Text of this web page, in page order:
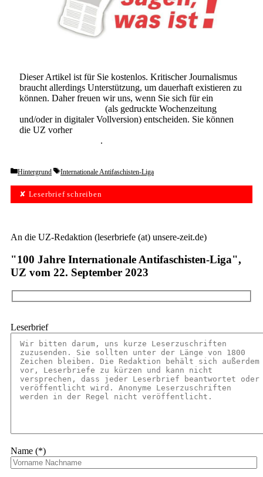
Dieser Artikel ist für Sie kostenlos. Kritischer Journalismus
braucht allerdings Unterstützung, um dauerhaft existieren zu
können. Daher freuen wir uns, wenn Sie sich für ein
(als gedruckte Wochenzeitung
und/oder in digitaler Vollversion) entscheiden. Sie können
die UZ vorher
.
Categories
Hintergrund Tags
Internationale Antifaschisten-Liga
✘ Leserbrief schreiben
An die UZ-Redaktion (leserbriefe (at) unsere-zeit.de)
"100 Jahre Internationale Antifaschisten-Liga",
UZ vom 22. September 2023
Leserbrief
Name (*)